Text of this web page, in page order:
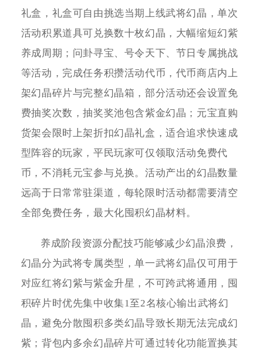
礼盒，礼盒可自由挑选当期上线武将幻晶，单次
活动积累道具可兑换数十枚幻晶，大幅缩短幻紫
养成周期；问卦寻宝、号令天下、节日专属挑战
等活动，完成任务积攒活动代币，代币商店内上
架幻晶碎片与完整幻晶箱，部分活动还会设置免
费抽奖次数，抽奖奖池包含紫金幻晶；元宝直购
货架会限时上架折扣幻晶礼盒，适合追求快速成
型阵容的玩家，平民玩家可仅领取活动免费代
币，不消耗元宝参与兑换。活动产出的幻晶数量
远高于日常常驻渠道，每轮限时活动都需要清空
全部免费任务，最大化囤积幻晶材料。
养成阶段资源分配技巧能够减少幻晶浪费，
幻晶分为武将专属类型，单一武将幻晶仅可用于
对应红将幻紫与紫金升星，不可跨武将通用，囤
积碎片时优先集中收集1至2名核心输出武将幻
晶，避免分散囤积多类幻晶导致长期无法完成幻
紫；背包内多余幻晶碎片可通过转化功能置换其